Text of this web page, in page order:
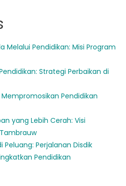
Melalui Pendidikan: Misi Program
Strategi Perbaikan di
Pendidikan
yang Lebih Cerah: Visi
Perjalanan Disdik
Pendidikan